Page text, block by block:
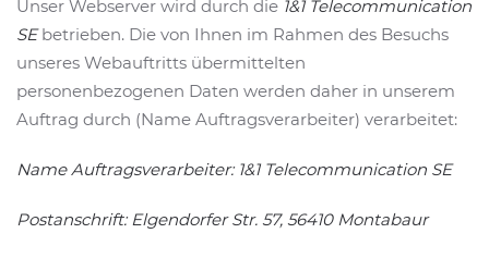
Unser Webserver wird durch die 1&1 Telecommunication
SEbetrieben. Die von Ihnen im Rahmen des Besuchs
unseres Webauftritts übermittelten
personenbezogenen Daten werden daher in unserem
Auftrag durch (Name Auftragsverarbeiter) verarbeitet:
Name Auftragsverarbeiter: 1&1 Telecommunication SE
Postanschrift: Elgendorfer Str. 57, 56410 Montabaur